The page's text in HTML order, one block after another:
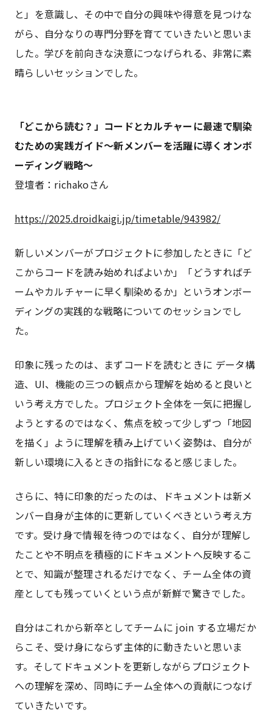
と」を意識し、その中で自分の興味や得意を見つけな
がら、自分なりの専門分野を育てていきたいと思いま
した。学びを前向きな決意につなげられる、非常に素
晴らしいセッションでした。
「どこから読む？」コードとカルチャーに最速で馴染
むための実践ガイド～新メンバーを活躍に導くオンボ
ーディング戦略～
登壇者：richakoさん
https://2025.droidkaigi.jp/timetable/943982/
新しいメンバーがプロジェクトに参加したときに「ど
こからコードを読み始めればよいか」「どうすればチ
ームやカルチャーに早く馴染めるか」というオンボー
ディングの実践的な戦略についてのセッションでし
た。
印象に残ったのは、まずコードを読むときに データ構
造、UI、機能の三つの観点から理解を始めると良いと
いう考え方でした。プロジェクト全体を一気に把握し
ようとするのではなく、焦点を絞って少しずつ「地図
を描く」ように理解を積み上げていく姿勢は、自分が
新しい環境に入るときの指針になると感じました。
さらに、特に印象的だったのは、ドキュメントは新メ
ンバー自身が主体的に更新していくべきという考え方
です。受け身で情報を待つのではなく、自分が理解し
たことや不明点を積極的にドキュメントへ反映するこ
とで、知識が整理されるだけでなく、チーム全体の資
産としても残っていくという点が新鮮で驚きでした。
自分はこれから新卒としてチームに join する立場だか
らこそ、受け身にならず主体的に動きたいと思いま
す。そしてドキュメントを更新しながらプロジェクト
への理解を深め、同時にチーム全体への貢献につなげ
ていきたいです。